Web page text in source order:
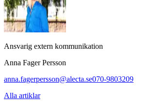
Ansvarig extern kommunikation
Anna Fager Persson
anna.fagerpersson@alecta.se070-9803209
Alla artiklar